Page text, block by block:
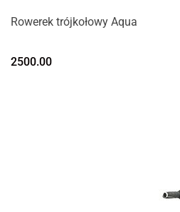
Rowerek trójkołowy Aqua
2500.00